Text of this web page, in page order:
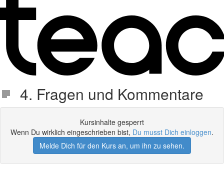
4. Fragen und Kommentare
Kursinhalte gesperrt
Wenn Du wirklich eingeschrieben bist, Du musst Dich einloggen.
Melde Dich für den Kurs an, um ihn zu sehen.